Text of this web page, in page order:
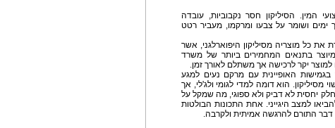
המין. הסיליקון חסר נקבוביות, עובדה
ימים ושומר על צבעו ומרקמו, מעביר רטט
את כל מוצריה מסיליקון היפוארלגני, אשר
בתנאים המחמירים ביותר של משרד
למוצר יקר לרכישה אך משתלם לאורך זמן.
בגמישות האופיינית עם מרקם נעים למגע
מסיליקון. הוא דומה למדי לגומי ולג'לי, אך
יחסית לא דביק ולא ספוגי, מה שמקל על
למצב היגייני. אחת התכונות הבולטות
התורם להרגשה אמיתית ולקרבה.